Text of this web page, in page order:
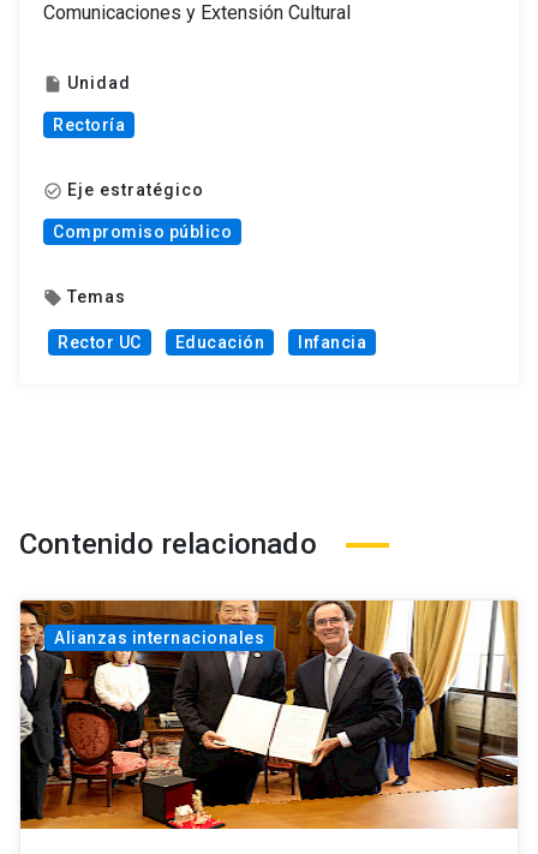
Comunicaciones y Extensión Cultural
insert_drive_file Unidad
Rectoría
check_circle_outline Eje estratégico
Compromiso público
local_offer Temas
Rector UC Educación Infancia
Contenido relacionado
Alianzas internacionales